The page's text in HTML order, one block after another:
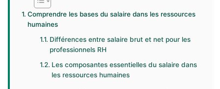
Comprendre les bases du salaire dans les ressources
humaines
Différences entre salaire brut et net pour les
professionnels RH
Les composantes essentielles du salaire dans
les ressources humaines